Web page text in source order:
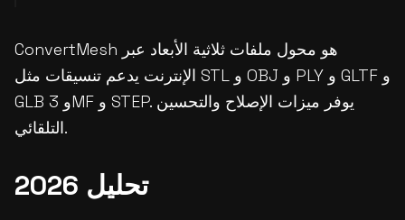
ConvertMesh هو محول ملفات ثلاثية الأبعاد عبر
الإنترنت يدعم تنسيقات مثل STL و OBJ و PLY و GLTF و
GLB و 3MF و STEP. يوفر ميزات الإصلاح والتحسين
التلقائي.
تحليل 2026